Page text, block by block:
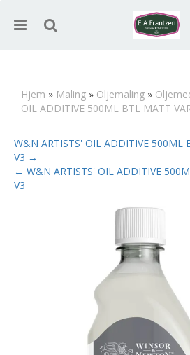
Hjem » Maling » Oljemaling »
OIL ADDITIVE 500ML BTL MATT
W&N ARTISTS' OIL ADDITIVE 500ML
V3 →
← W&N ARTISTS' OIL ADDITIVE
V3